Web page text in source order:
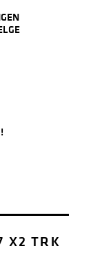
X2 TRK